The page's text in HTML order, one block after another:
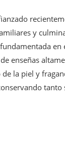
y
enseñas
la piel y